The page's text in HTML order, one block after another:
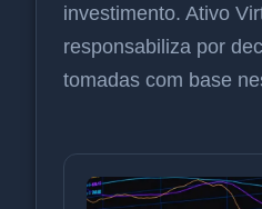
investimento. Ativo
responsabiliza por
tomadas com base